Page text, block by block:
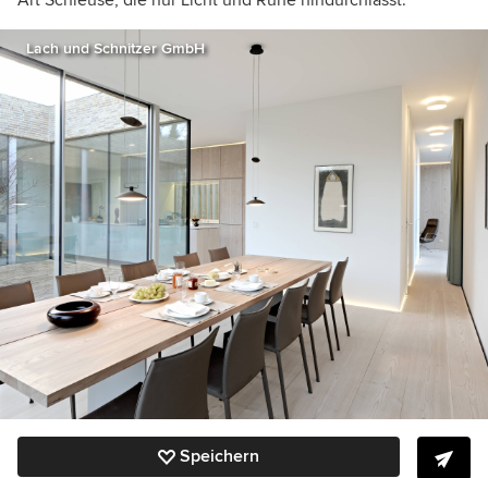
Lach und Schnitzer GmbH
Speichern